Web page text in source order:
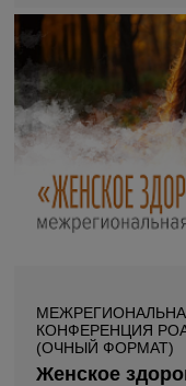
КОНФЕРЕНЦИЯ
(ОЧНЫЙ ФОРМАТ)
Женское